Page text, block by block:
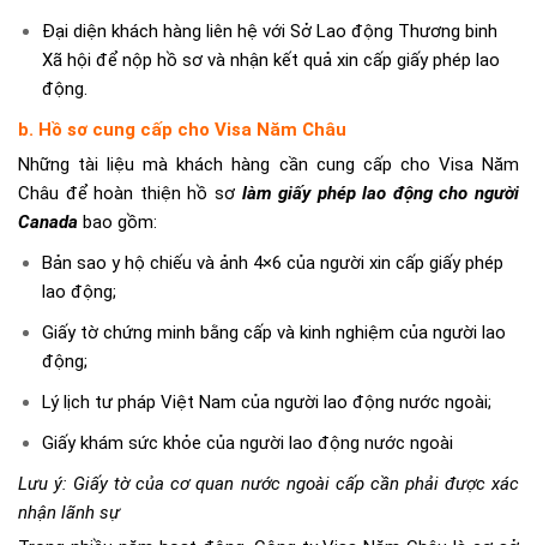
Đại diện khách hàng liên hệ với Sở Lao động Thương binh
Xã hội để nộp hồ sơ và nhận kết quả xin cấp giấy phép lao
động.
b. Hồ sơ cung cấp cho Visa Năm Châu
Những tài liệu mà khách hàng cần cung cấp cho Visa Năm
Châu để hoàn thiện hồ sơ làm giấy phép lao động cho người
Canada bao gồm:
Bản sao y hộ chiếu và ảnh 4×6 của người xin cấp giấy phép
lao động;
Giấy tờ chứng minh bằng cấp và kinh nghiệm của người lao
động;
Lý lịch tư pháp Việt Nam của người lao động nước ngoài;
Giấy khám sức khỏe của người lao động nước ngoài
Lưu ý: Giấy tờ của cơ quan nước ngoài cấp cần phải được xác
nhận lãnh sự